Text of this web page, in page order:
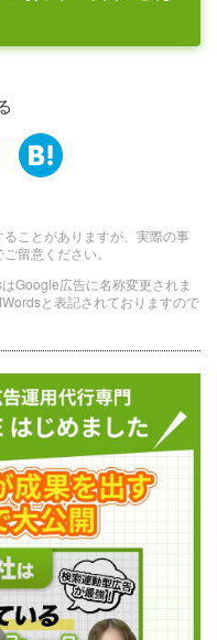
ことがありますが、実際の事
留意ください。
Google広告に名称変更されま
と表記されておりますので